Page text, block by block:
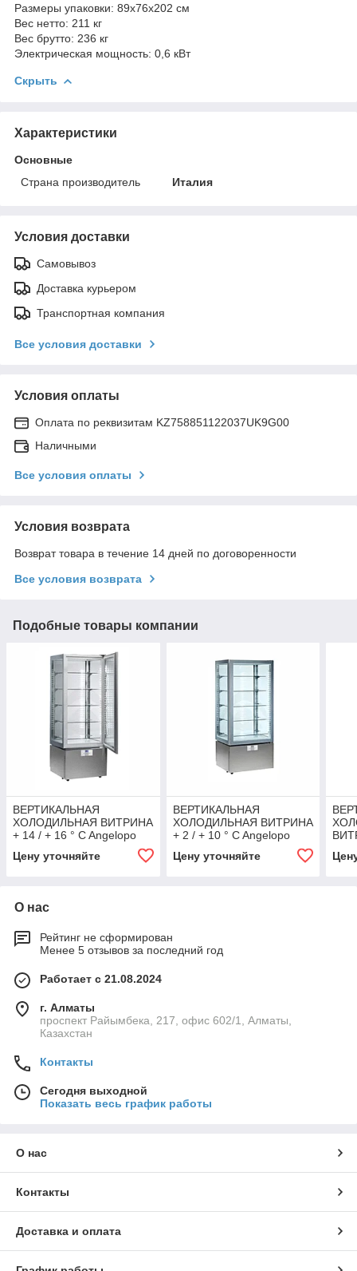
Размеры упаковки: 89x76x202 см
Вес нетто: 211 кг
Вес брутто: 236 кг
Электрическая мощность: 0,6 кВт
Скрыть
Характеристики
Основные
Страна производитель
Италия
Условия доставки
Самовывоз
Доставка курьером
Транспортная компания
Все условия доставки
Условия оплаты
Оплата по реквизитам KZ758851122037UK9G00
Наличными
Все условия оплаты
Условия возврата
Возврат товара в течение 14 дней по договоренности
Все условия возврата
Подобные товары компании
ВЕРТИКАЛЬНАЯ
ХОЛОДИЛЬНАЯ ВИТРИНА
+ 14 / + 16 ° C Angelopo
Цену уточняйте
ВЕРТИКАЛЬНАЯ
ХОЛОДИЛЬНАЯ ВИТРИНА
+ 2 / + 10 ° C Angelopo
Цену уточняйте
О нас
Рейтинг не сформирован
Менее 5 отзывов за последний год
Работает с 21.08.2024
г. Алматы
проспект Райымбека, 217, офис 602/1, Алматы,
Казахстан
Контакты
Сегодня выходной
Показать весь график работы
О нас
Контакты
Доставка и оплата